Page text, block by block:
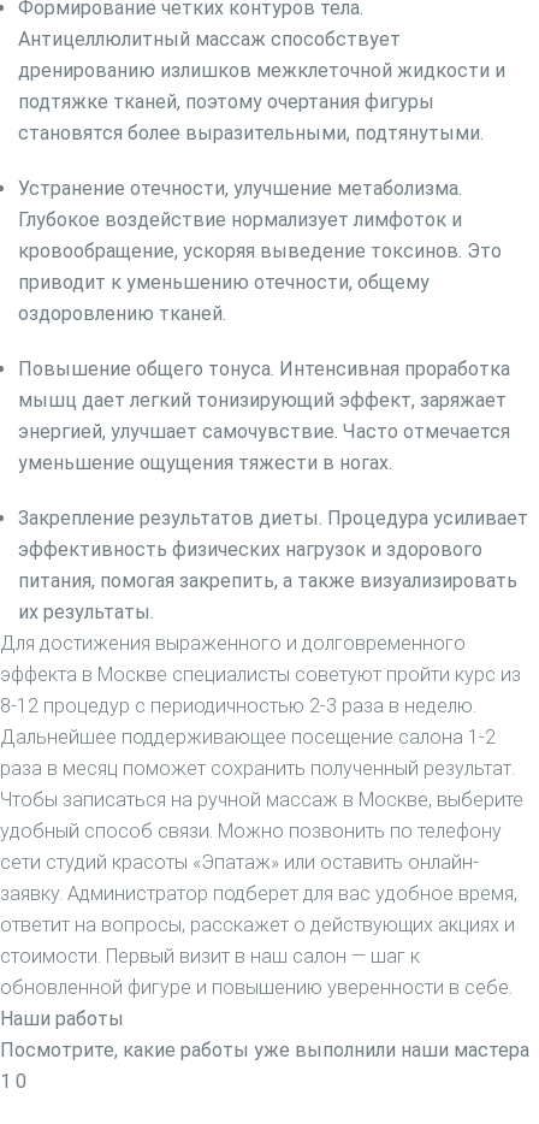
Формирование четких контуров тела.
Антицеллюлитный массаж способствует
дренированию излишков межклеточной жидкости и
подтяжке тканей, поэтому очертания фигуры
становятся более выразительными, подтянутыми.
Устранение отечности, улучшение метаболизма.
Глубокое воздействие нормализует лимфоток и
кровообращение, ускоряя выведение токсинов. Это
приводит к уменьшению отечности, общему
оздоровлению тканей.
Повышение общего тонуса. Интенсивная проработка
мышц дает легкий тонизирующий эффект, заряжает
энергией, улучшает самочувствие. Часто отмечается
уменьшение ощущения тяжести в ногах.
Закрепление результатов диеты. Процедура усиливает
эффективность физических нагрузок и здорового
питания, помогая закрепить, а также визуализировать
их результаты.
Для достижения выраженного и долговременного
эффекта в Москве специалисты советуют пройти курс из
8-12 процедур с периодичностью 2-3 раза в неделю.
Дальнейшее поддерживающее посещение салона 1-2
раза в месяц поможет сохранить полученный результат.
Чтобы записаться на ручной массаж в Москве, выберите
удобный способ связи. Можно позвонить по телефону
сети студий красоты «Эпатаж» или оставить онлайн-
заявку. Администратор подберет для вас удобное время,
ответит на вопросы, расскажет о действующих акциях и
стоимости. Первый визит в наш салон — шаг к
обновленной фигуре и повышению уверенности в себе.
Наши работы
Посмотрите, какие работы уже выполнили наши мастера
1 0